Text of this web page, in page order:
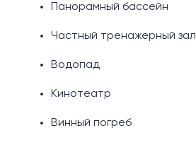
Панорамный бассейн
Частный тренажерный зал
Водопад
Кинотеатр
Винный погреб